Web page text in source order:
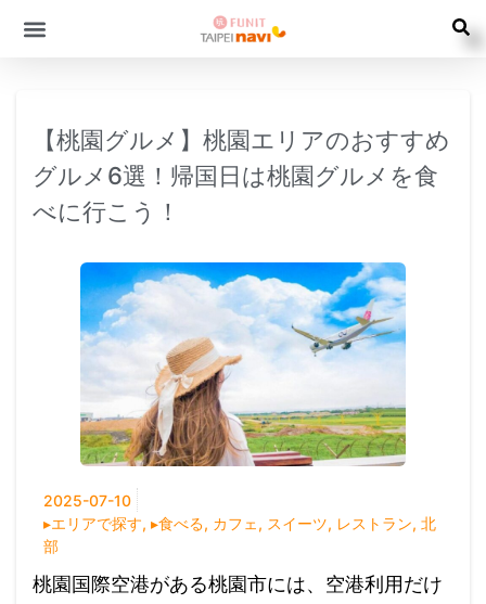
【桃園グルメ】桃園エリアのおすすめ
グルメ6選！帰国日は桃園グルメを食
べに行こう！
2025-07-10
▸エリアで探す, ▸食べる, カフェ , スイーツ, レストラン, 北
部
桃園国際空港がある桃園市には、空港利用だけ